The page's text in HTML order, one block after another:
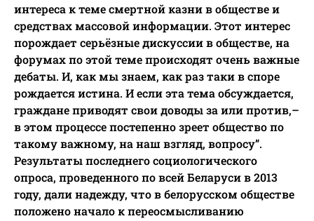
интереса к теме смертной казни в обществе и
средствах массовой информации. Этот интерес
порождает серьёзные дискуссии в обществе, на
форумах по этой теме происходят очень важные
дебаты. И, как мы знаем, как раз таки в споре
рождается истина. И если эта тема обсуждается,
граждане приводят свои доводы за или против,–
в этом процессе постепенно зреет общество по
такому важному, на наш взгляд, вопросу”.
Результаты последнего социологического
опроса, проведенного по всей Беларуси в 2013
году, дали надежду, что в белорусском обществе
положено начало к переосмысливанию